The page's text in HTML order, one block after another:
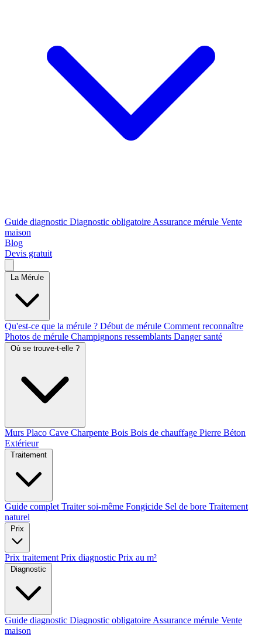
Guide diagnostic Diagnostic obligatoire Assurance mérule Vente
maison
Blog
Devis gratuit
Qu'est-ce que la mérule ? Début de mérule Comment reconnaître
Photos de mérule Champignons ressemblants Danger santé
Murs Placo Cave Charpente Bois Bois de chauffage Pierre Béton
Extérieur
Guide complet Traiter soi-même Fongicide Sel de bore Traitement
naturel
Prix traitement Prix diagnostic Prix au m²
Guide diagnostic Diagnostic obligatoire Assurance mérule Vente
maison